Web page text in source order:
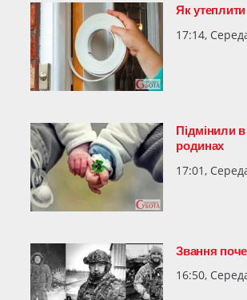
Як утеплити
17:14,
Підмінили
родинах
17:01,
Звання
16:50,